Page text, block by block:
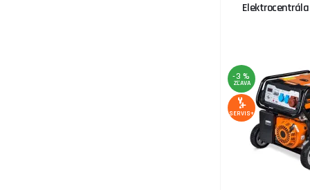
Elektrocentrála
-3 %
ZĽAVA
SERVIS+